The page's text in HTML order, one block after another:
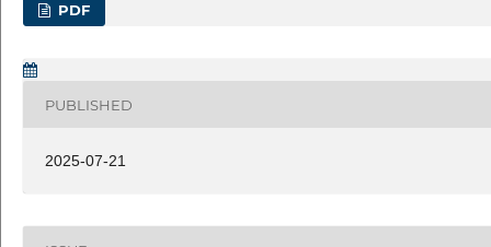
PDF
PUBLISHED
2025-07-21